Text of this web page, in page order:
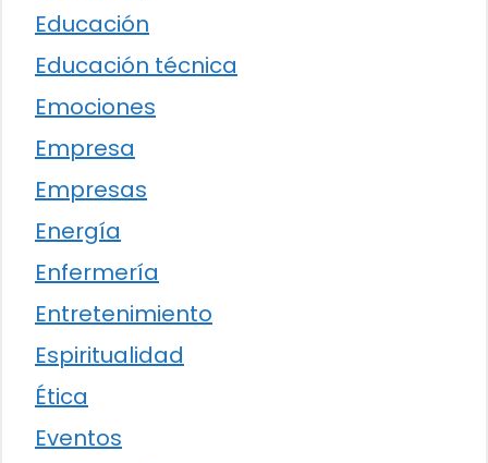
Educación
Educación técnica
Emociones
Empresa
Empresas
Energía
Enfermería
Entretenimiento
Espiritualidad
Ética
Eventos